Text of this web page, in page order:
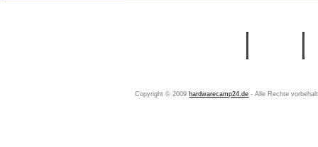
Copyright © 2009 hardwarecamp24.de - Alle Rechte